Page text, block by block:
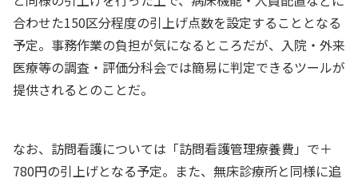
合わせた150区分程度の引上げ点数を設定することとなる
予定。事務作業の負担が気になるところだが、入院・外来
医療等の調査・評価分科会では簡易に判定できるツールが
提供されるとのことだ。
なお、訪問看護については「訪問看護管理療養費」で＋
780円の引上げとなる予定。また、無床診療所と同様に追